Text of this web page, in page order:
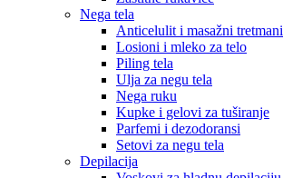
Nega tela
Anticelulit i masažni tretmani
Losioni i mleko za telo
Piling tela
Ulja za negu tela
Nega ruku
Kupke i gelovi za tuširanje
Parfemi i dezodoransi
Setovi za negu tela
Depilacija